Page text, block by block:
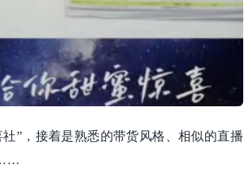
”，接着是熟悉的带货风格、相似的直播
……